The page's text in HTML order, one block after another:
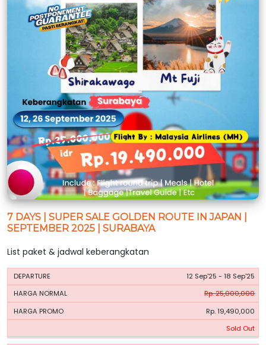
7 DAYS | SUPER SALE GOLDEN ROUTE IN JAPAN |
SEPTEMBER 2025 | SURABAYA
List paket & jadwal keberangkatan
PERIODE
HARGA
12 Sep'25 - 18 Sep'25
Rp. 25,000,000
Rp. 19,490,000
Sold Out